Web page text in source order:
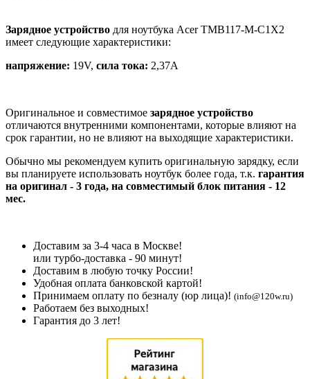
Зарядное устройство для ноутбука Acer TMB117-M-C1X2
имеет следующие характеристики:
напряжение: 19V, сила тока: 2,37A
Оригинальное и совместимое зарядное устройство
отличаются внутренними компонентами, которые влияют на
срок гарантии, но не влияют на выходящие характеристики.
Обычно мы рекомендуем купить оригинальную зарядку, если
вы планируете использовать ноутбук более года, т.к. гарантия
на оригинал - 3 года, на совместимый блок питания - 12
мес.
Доставим за 3-4 часа в Москве!
или турбо-доставка - 90 минут!
Доставим в любую точку России!
Удобная оплата банковской картой!
Принимаем оплату по безналу (юр лица)! (info@120w.ru)
Работаем без выходных!
Гарантия до 3 лет!